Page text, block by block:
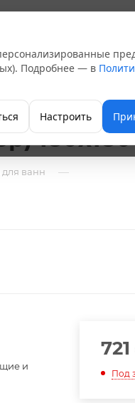
Офис-склады
ванн —
и
721
Под
Подробнее — в
Настроить